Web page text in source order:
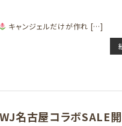
キャンジェルだけが作れ […]
名古屋コラボSALE開